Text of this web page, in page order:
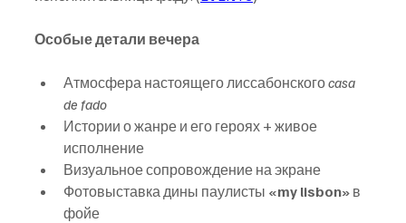
Особые детали вечера
Атмосфера настоящего лиссабонского casa
de fado
Истории о жанре и его героях + живое
исполнение
Визуальное сопровождение на экране
Фотовыставка дины паулисты «my lisbon» в
фойе